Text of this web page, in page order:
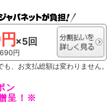
×5回
円
、お支払総額は変わりません。
ン
呈！※